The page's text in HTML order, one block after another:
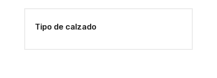
Tipo de calzado